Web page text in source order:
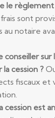
le règlement
sont
au notaire
sur
cession ?
fiscaux et
cession est